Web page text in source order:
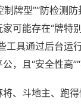
制牌型”“防检测
可能存在“牌特
工具通过后台运
，且“安全性高”“
、斗地主、跑